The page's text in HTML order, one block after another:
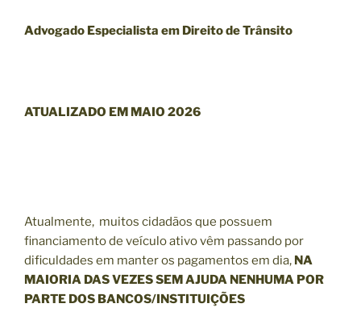
Advogado Especialista em Direito de Trânsito
ATUALIZADO EM MAIO 2026
Atualmente, muitos cidadãos que possuem
financiamento de veículo ativo vêm passando por
dificuldades em manter os pagamentos em dia, NA
MAIORIA DAS VEZES SEM AJUDA NENHUMA POR
PARTE DOS BANCOS/INSTITUIÇÕES